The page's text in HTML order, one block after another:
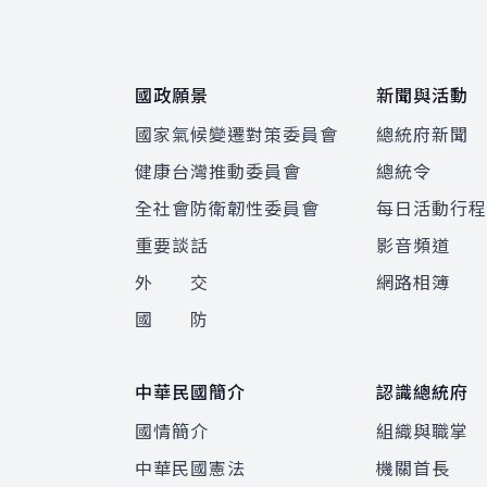
國政願景
國家氣候變遷對策委員會
健康台灣推動委員會
全社會防衛韌性委員會
重要談話
外 交
國 防
新聞與活動
總統府新聞
總統令
每日活動行程
影音頻道
網路相簿
中華民國簡介
國情簡介
中華民國憲法
認識總統府
組織與職掌
機關首長